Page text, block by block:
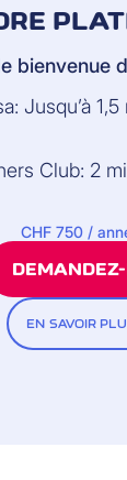
bienvenue
Jusqu’à
Club: 2
CHF 750 /
EN SAVOIR